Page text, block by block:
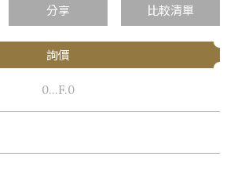
分享 比較清單
詢價
0...F.0